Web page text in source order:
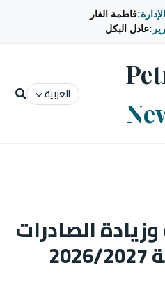
فاطمة الفار
عادل البكل
العربية
الصادرات